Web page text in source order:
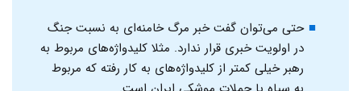
حتی می‌توان گفت خبر مرگ خامنه‌ای به نسبت جنگ
در اولویت خبری قرار ندارد. مثلا کلیدواژه‌های مربوط به
رهبر خیلی کمتر از کلیدواژه‌های به کار رفته که مربوط